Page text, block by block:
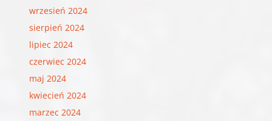
wrzesień 2024
sierpień 2024
lipiec 2024
czerwiec 2024
maj 2024
kwiecień 2024
marzec 2024